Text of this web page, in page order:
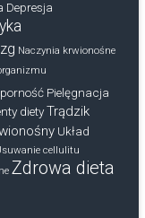
Depresja
Naczynia krwionośne
Pielęgnacja
diety Trądzik
Układ
cellulitu
Zdrowa dieta